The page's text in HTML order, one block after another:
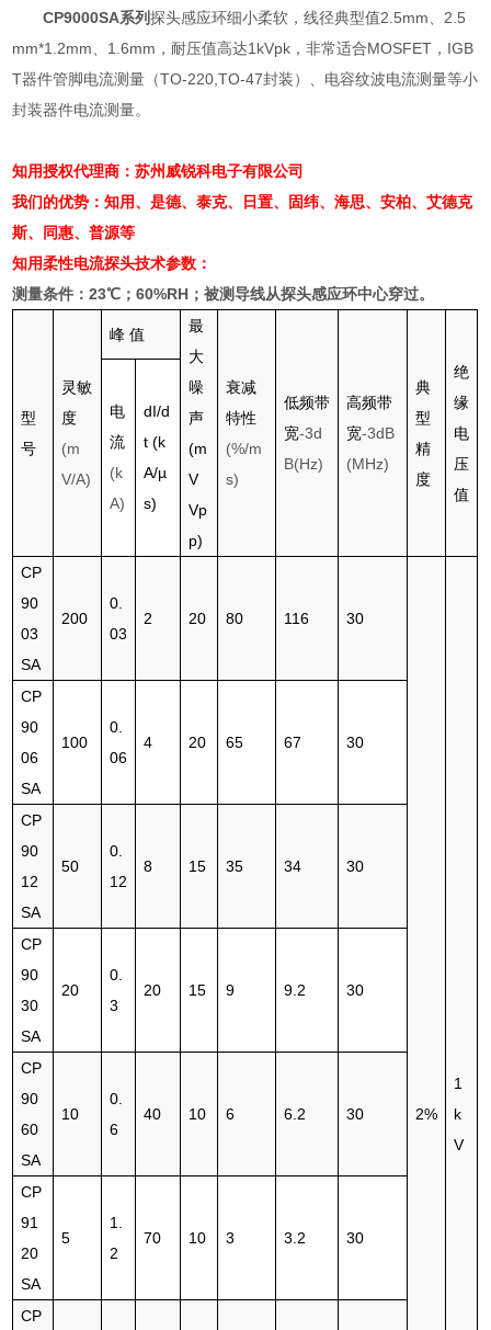
CP9000SA系列探头感应环细小柔软，线径典型值2.5mm
2.5
mm*1.2mm
1.6mm ，耐压值高达1kVpk ，非常适合MOSFET ， IGB
T器件管脚电流测量（TO-220,TO-47封装）
、电容纹波电流测量等小
封装器件电流测量。
知用授权代理商：苏州威锐科电子有限公司
我们的优势：知用、是德、泰克、日置、固纬、海思、安柏、艾德克
斯、同惠、普源等
知用柔性电流探头技术参数：
测量条件：23℃；60%RH ；被测导线从探头感应环中心穿过。
型
号
灵敏
度
(m
V/A)
峰 值
最
大
噪
声
(m
V
Vp
p)
衰减
特性
(%/m
s)
低频带
宽-3d
B(Hz)
高频带
宽-3dB
(MHz)
典
型
精
度
绝
缘
电
压
值
电
流
(k
A)
dI/d
t (k
A/µ
s)
CP
90
03
SA
200
0.
03
2 20 80 116 30
2%
1
k
V
CP
90
06
SA
100
0.
06
4 20 65 67 30
CP
90
12
SA
50
0.
12
8 15 35 34 30
CP
90
30
SA
20
0.
3
20 15 9 9.2 30
CP
90
60
SA
10
0.
6
40 10 6 6.2 30
CP
91
20
SA
5
1.
2
70 10 3 3.2 30
CP